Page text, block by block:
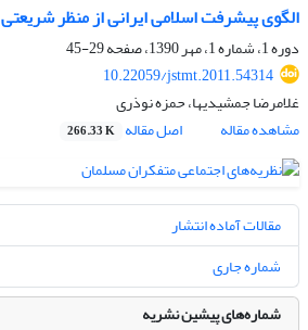
الگوی پیشرفت اسلامی ایرانی از منظر شریعتی
دوره 1، شماره 1، مهر 1390، صفحه
29-45
10.22059/jstmt.2011.54314
غلامرضا جمشیدیها، حمزه نوذری
مشاهده مقاله
اصل مقاله 266.33 K
مقالات آماده انتشار
شماره جاری
شماره‌های پیشین نشریه